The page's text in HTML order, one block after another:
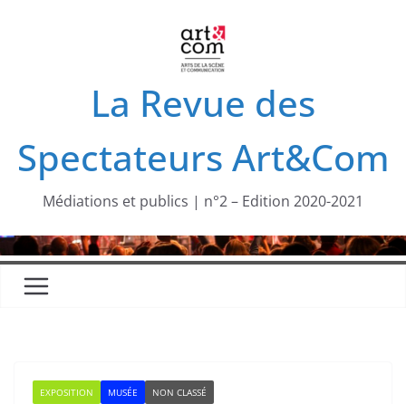
La Revue des
Spectateurs Art&Com
Médiations et publics | n°2 – Edition 2020-2021
EXPOSITION MUSÉE NON CLASSÉ